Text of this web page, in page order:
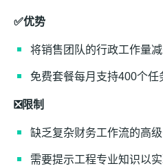
✅优势
将销售团队的行政工作量
免费套餐每月支持400个任
❎限制
缺乏复杂财务工作流的高
需要提示工程专业知识以